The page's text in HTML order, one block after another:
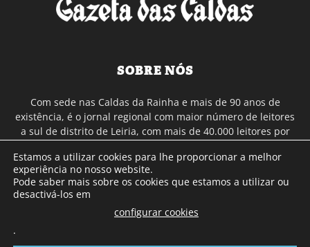
SOBRE NÓS
Com sede nas Caldas da Rainha e mais de 90 anos de
existência, é o jornal regional com maior número de leitores
a sul de distrito de Leiria, com mais de 40.000 leitores por
Continental e assinatura online.
SIGA-NOS
Estamos a utilizar cookies para lhe proporcionar a melhor
experiência no nosso website.
Pode saber mais sobre os cookies que estamos a utilizar ou
desactivá-los em
configurar cookies
.